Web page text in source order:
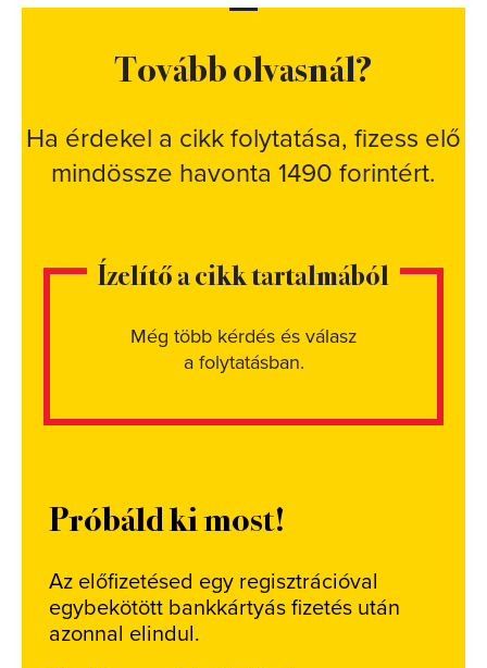
Tovább olvasnál?
Ha érdekel a cikk folytatása, fizess elő
mindössze havonta 1490 forintért.
Ízelítő a cikk tartalmából
Még több kérdés és válasz
a folytatásban.
Próbáld ki most!
Az előfizetésed egy regisztrációval
egybekötött bankkártyás fizetés után
azonnal elindul.